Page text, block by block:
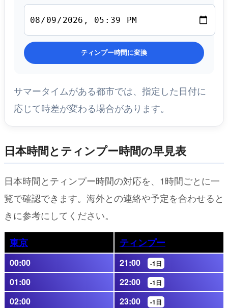
ティンプー時間に変換
サマータイムがある都市では、指定した日付に
応じて時差が変わる場合があります。
日本時間とティンプー時間の早見表
日本時間とティンプー時間の対応を、1時間ごとに一
覧で確認できます。海外との連絡や予定を合わせると
きに参考にしてください。
東京 ティンプー
00:00 21:00 -1日
01:00 22:00 -1日
02:00 23:00 -1日